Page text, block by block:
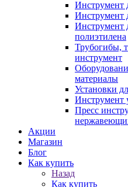
Инструмент
Инструмент
Инструмент
полиэтилена
Трубогибы,
инструмент
материалы
Установки
Инструмент
Пресс
Акции
Магазин
Блог
Как купить
Назад
Как купить